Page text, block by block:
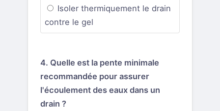
Isoler thermiquement le drain
contre le gel
4. Quelle est la pente minimale
recommandée pour assurer
l'écoulement des eaux dans un
drain ?